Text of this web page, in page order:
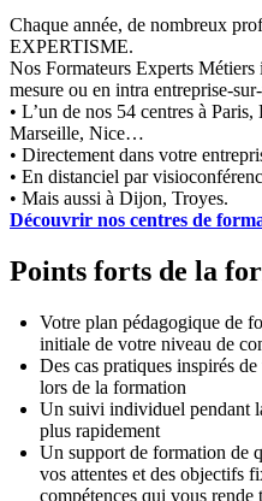
Chaque année, de nombreux
EXPERTISME.
Nos Formateurs Experts
mesure ou en intra entreprise-
• L’un de nos 54 centres à
Marseille, Nice…
• Directement dans votre
• En distanciel par
• Mais aussi à Dijon, Troyes.
Découvrir nos centres de
Points forts de la
Votre plan pédagogique de
initiale de votre niveau de
Des cas pratiques inspirés
lors de la formation
Un suivi individuel pendant
plus rapidement
Un support de formation de
vos attentes et des objectifs
compétences qui vous rende